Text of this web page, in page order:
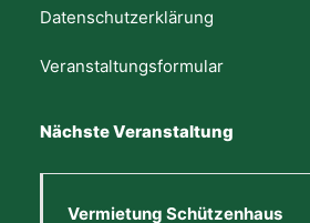
Datenschutzerklärung
Veranstaltungsformular
Nächste Veranstaltung
Vermietung Schützenhaus